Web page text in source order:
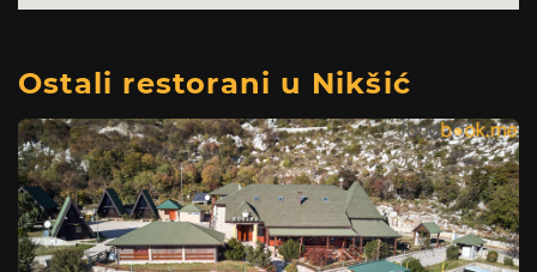
Ostali restorani u Nikšić